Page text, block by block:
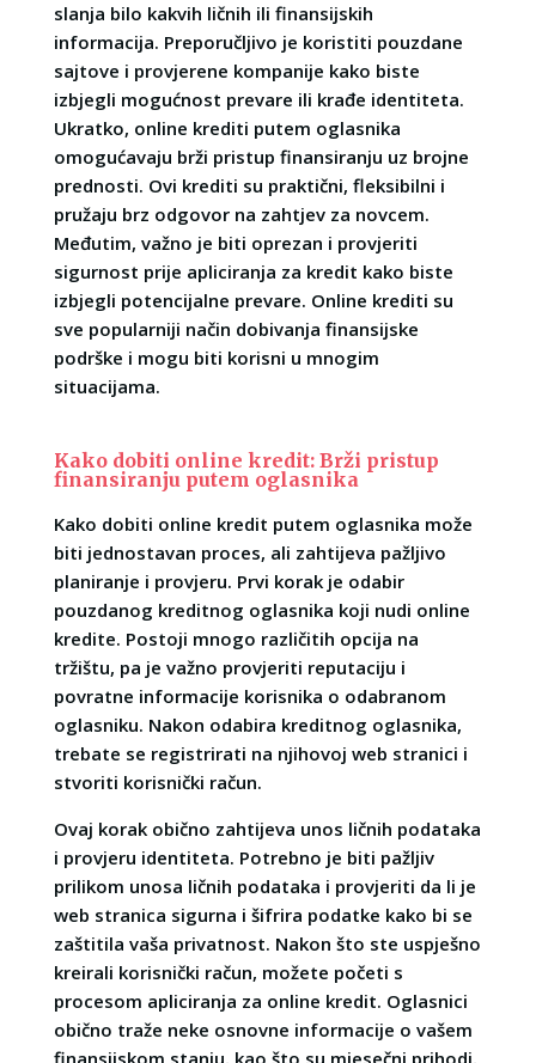
slanja bilo kakvih ličnih ili finansijskih
informacija. Preporučljivo je koristiti pouzdane
sajtove i provjerene kompanije kako biste
izbjegli mogućnost prevare ili krađe identiteta.
Ukratko, online krediti putem oglasnika
omogućavaju brži pristup finansiranju uz brojne
prednosti. Ovi krediti su praktični, fleksibilni i
pružaju brz odgovor na zahtjev za novcem.
Međutim, važno je biti oprezan i provjeriti
sigurnost prije apliciranja za kredit kako biste
izbjegli potencijalne prevare. Online krediti su
sve popularniji način dobivanja finansijske
podrške i mogu biti korisni u mnogim
situacijama.
Kako dobiti online kredit: Brži pristup
finansiranju putem oglasnika
Kako dobiti online kredit putem oglasnika može
biti jednostavan proces, ali zahtijeva pažljivo
planiranje i provjeru. Prvi korak je odabir
pouzdanog kreditnog oglasnika koji nudi online
kredite. Postoji mnogo različitih opcija na
tržištu, pa je važno provjeriti reputaciju i
povratne informacije korisnika o odabranom
oglasniku. Nakon odabira kreditnog oglasnika,
trebate se registrirati na njihovoj web stranici i
stvoriti korisnički račun.
Ovaj korak obično zahtijeva unos ličnih podataka
i provjeru identiteta. Potrebno je biti pažljiv
prilikom unosa ličnih podataka i provjeriti da li je
web stranica sigurna i šifrira podatke kako bi se
zaštitila vaša privatnost. Nakon što ste uspješno
kreirali korisnički račun, možete početi s
procesom apliciranja za online kredit. Oglasnici
obično traže neke osnovne informacije o vašem